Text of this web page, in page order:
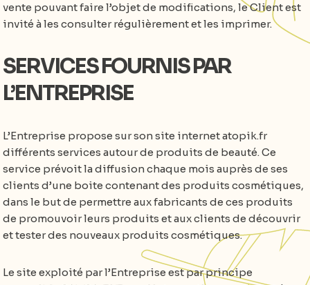
vente pouvant faire l’objet de modifications, le Client est
invité à les consulter régulièrement et les imprimer.
SERVICES FOURNIS PAR
L’ENTREPRISE
L’Entreprise propose sur son site internet atopik.fr
différents services autour de produits de beauté. Ce
service prévoit la diffusion chaque mois auprès de ses
clients d’une boite contenant des produits cosmétiques,
dans le but de permettre aux fabricants de ces produits
de promouvoir leurs produits et aux clients de découvrir
et tester des nouveaux produits cosmétiques.
Le site exploité par l’Entreprise est par principe